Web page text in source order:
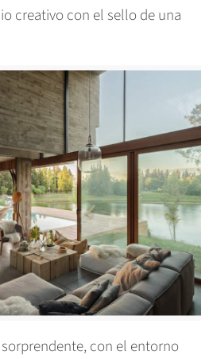
creativo con el sello de una
con el entorno